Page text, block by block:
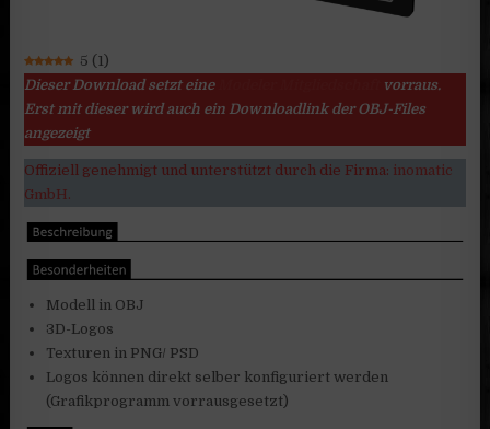
5 (1)
Dieser Download setzt eine
vorraus.
Erst mit dieser wird auch ein Downloadlink der OBJ-Files
angezeigt
Offiziell genehmigt und unterstützt durch die Firma: inomatic
GmbH.
Modell in OBJ
3D-Logos
Texturen in PNG/ PSD
Logos können direkt selber konfiguriert werden
(Grafikprogramm vorrausgesetzt)